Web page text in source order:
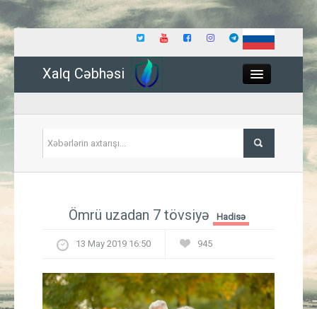
Xalq Cəbhəsi
İqtisadiyyat
Hadisə
Ömrü uzadan 7 tövsiyə Hadisə
13 May 2019 16:50 945